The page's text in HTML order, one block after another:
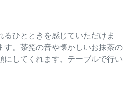
ひとときを感じていただけま
す。茶筅の音や懐かしいお抹茶の
してくれます。テーブルで行い